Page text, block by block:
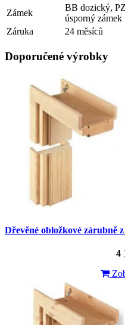
Zámek
BB dozický,
úsporný zámek
Záruka
24 měsíců
Doporučené výrobky
Dřevěné obložkové zárubně
4